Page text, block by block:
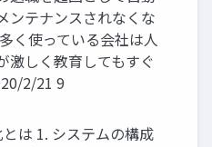
ンテナンスされなくな
く使っている会社は人
激しく教育してもすぐ
2/21 9
は 1. システムの構成